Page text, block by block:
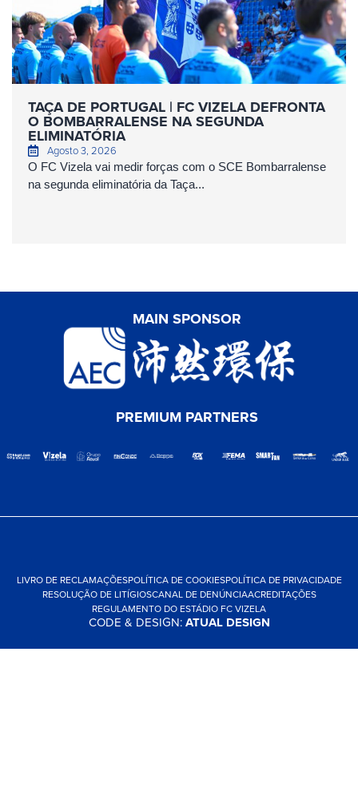
TAÇA DE PORTUGAL | FC VIZELA DEFRONTA
O BOMBARRALENSE NA SEGUNDA
ELIMINATÓRIA
Agosto 3, 2026
O FC Vizela vai medir forças com o SCE Bombarralense
na segunda eliminatória da Taça...
MAIN SPONSOR
PREMIUM PARTNERS
LIVRO DE RECLAMAÇÕESPOLÍTICA DE COOKIESPOLÍTICA DE PRIVACIDADE
RESOLUÇÃO DE LITÍGIOSCANAL DE DENÚNCIAACREDITAÇÕES
REGULAMENTO DO ESTÁDIO FC VIZELA
CODE & DESIGN:ATUAL DESIGN